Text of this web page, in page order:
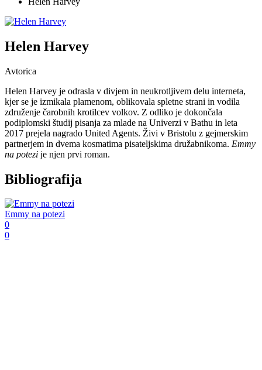
Helen Harvey
Avtorica
Helen Harvey je odrasla v divjem in neukrotljivem delu interneta,
kjer se je izmikala plamenom, oblikovala spletne strani in vodila
združenje čarobnih krotilcev volkov. Z odliko je dokončala
podiplomski študij pisanja za mlade na Univerzi v Bathu in leta
2017 prejela nagrado United Agents. Živi v Bristolu z gejmerskim
partnerjem in dvema kosmatima pisateljskima družabnikoma. Emmy
na potezi je njen prvi roman.
Bibliografija
Emmy na potezi
0
0